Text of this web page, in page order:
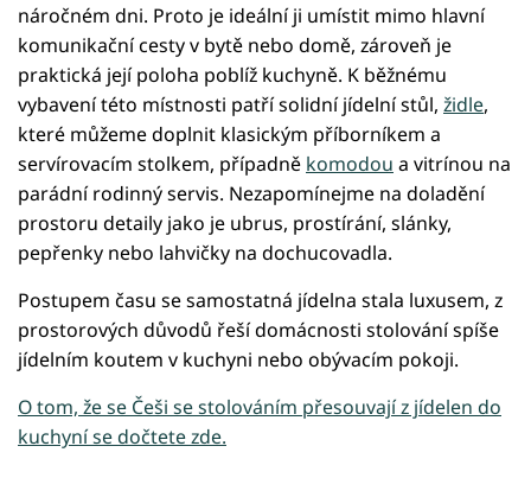
náročném dni. Proto je ideální ji umístit mimo hlavní
komunikační cesty v bytě nebo domě, zároveň je
praktická její poloha poblíž kuchyně. K běžnému
vybavení této místnosti patří solidní jídelní stůl, židle,
které můžeme doplnit klasickým příborníkem a
servírovacím stolkem, případně komodou a vitrínou na
parádní rodinný servis. Nezapomínejme na doladění
prostoru detaily jako je ubrus, prostírání, slánky,
pepřenky nebo lahvičky na dochucovadla.
Postupem času se samostatná jídelna stala luxusem, z
prostorových důvodů řeší domácnosti stolování spíše
jídelním koutem v kuchyni nebo obývacím pokoji.
O tom, že se Češi se stolováním přesouvají z jídelen do
kuchyní se dočtete zde.